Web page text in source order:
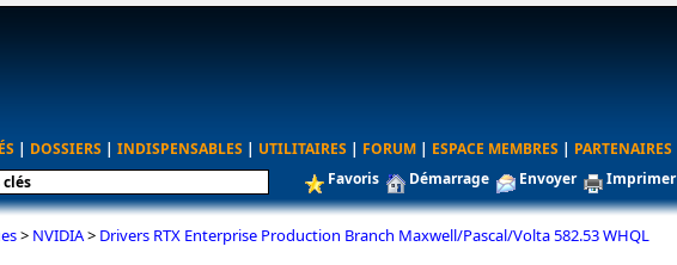
| DOSSIERS | INDISPENSABLES | UTILITAIRES | FORUM | ESPACE MEMBRES | PARTENAIRES
Favoris Démarrage Envoyer Imprimer
> NVIDIA> Drivers RTX Enterprise Production Branch Maxwell/Pascal/Volta 582.53 WHQL